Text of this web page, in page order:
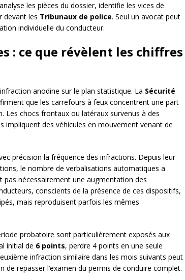
les pièces du dossier, identifie les vices de
devant les Tribunaux de police. Seul un avocat peut
individuelle du conducteur.
: ce que révèlent les chiffres
anodine sur le plan statistique. La Sécurité
que les carrefours à feux concentrent une part
Les chocs frontaux ou latéraux survenus à des
impliquent des véhicules en mouvement venant de
précision la fréquence des infractions. Depuis leur
le nombre de verbalisations automatiques a
nécessairement une augmentation des
conscients de la présence de ces dispositifs,
mais reproduisent parfois les mêmes
probatoire sont particulièrement exposés aux
initial de 6 points, perdre 4 points en une seule
infraction similaire dans les mois suivants peut
de repasser l’examen du permis de conduire complet.